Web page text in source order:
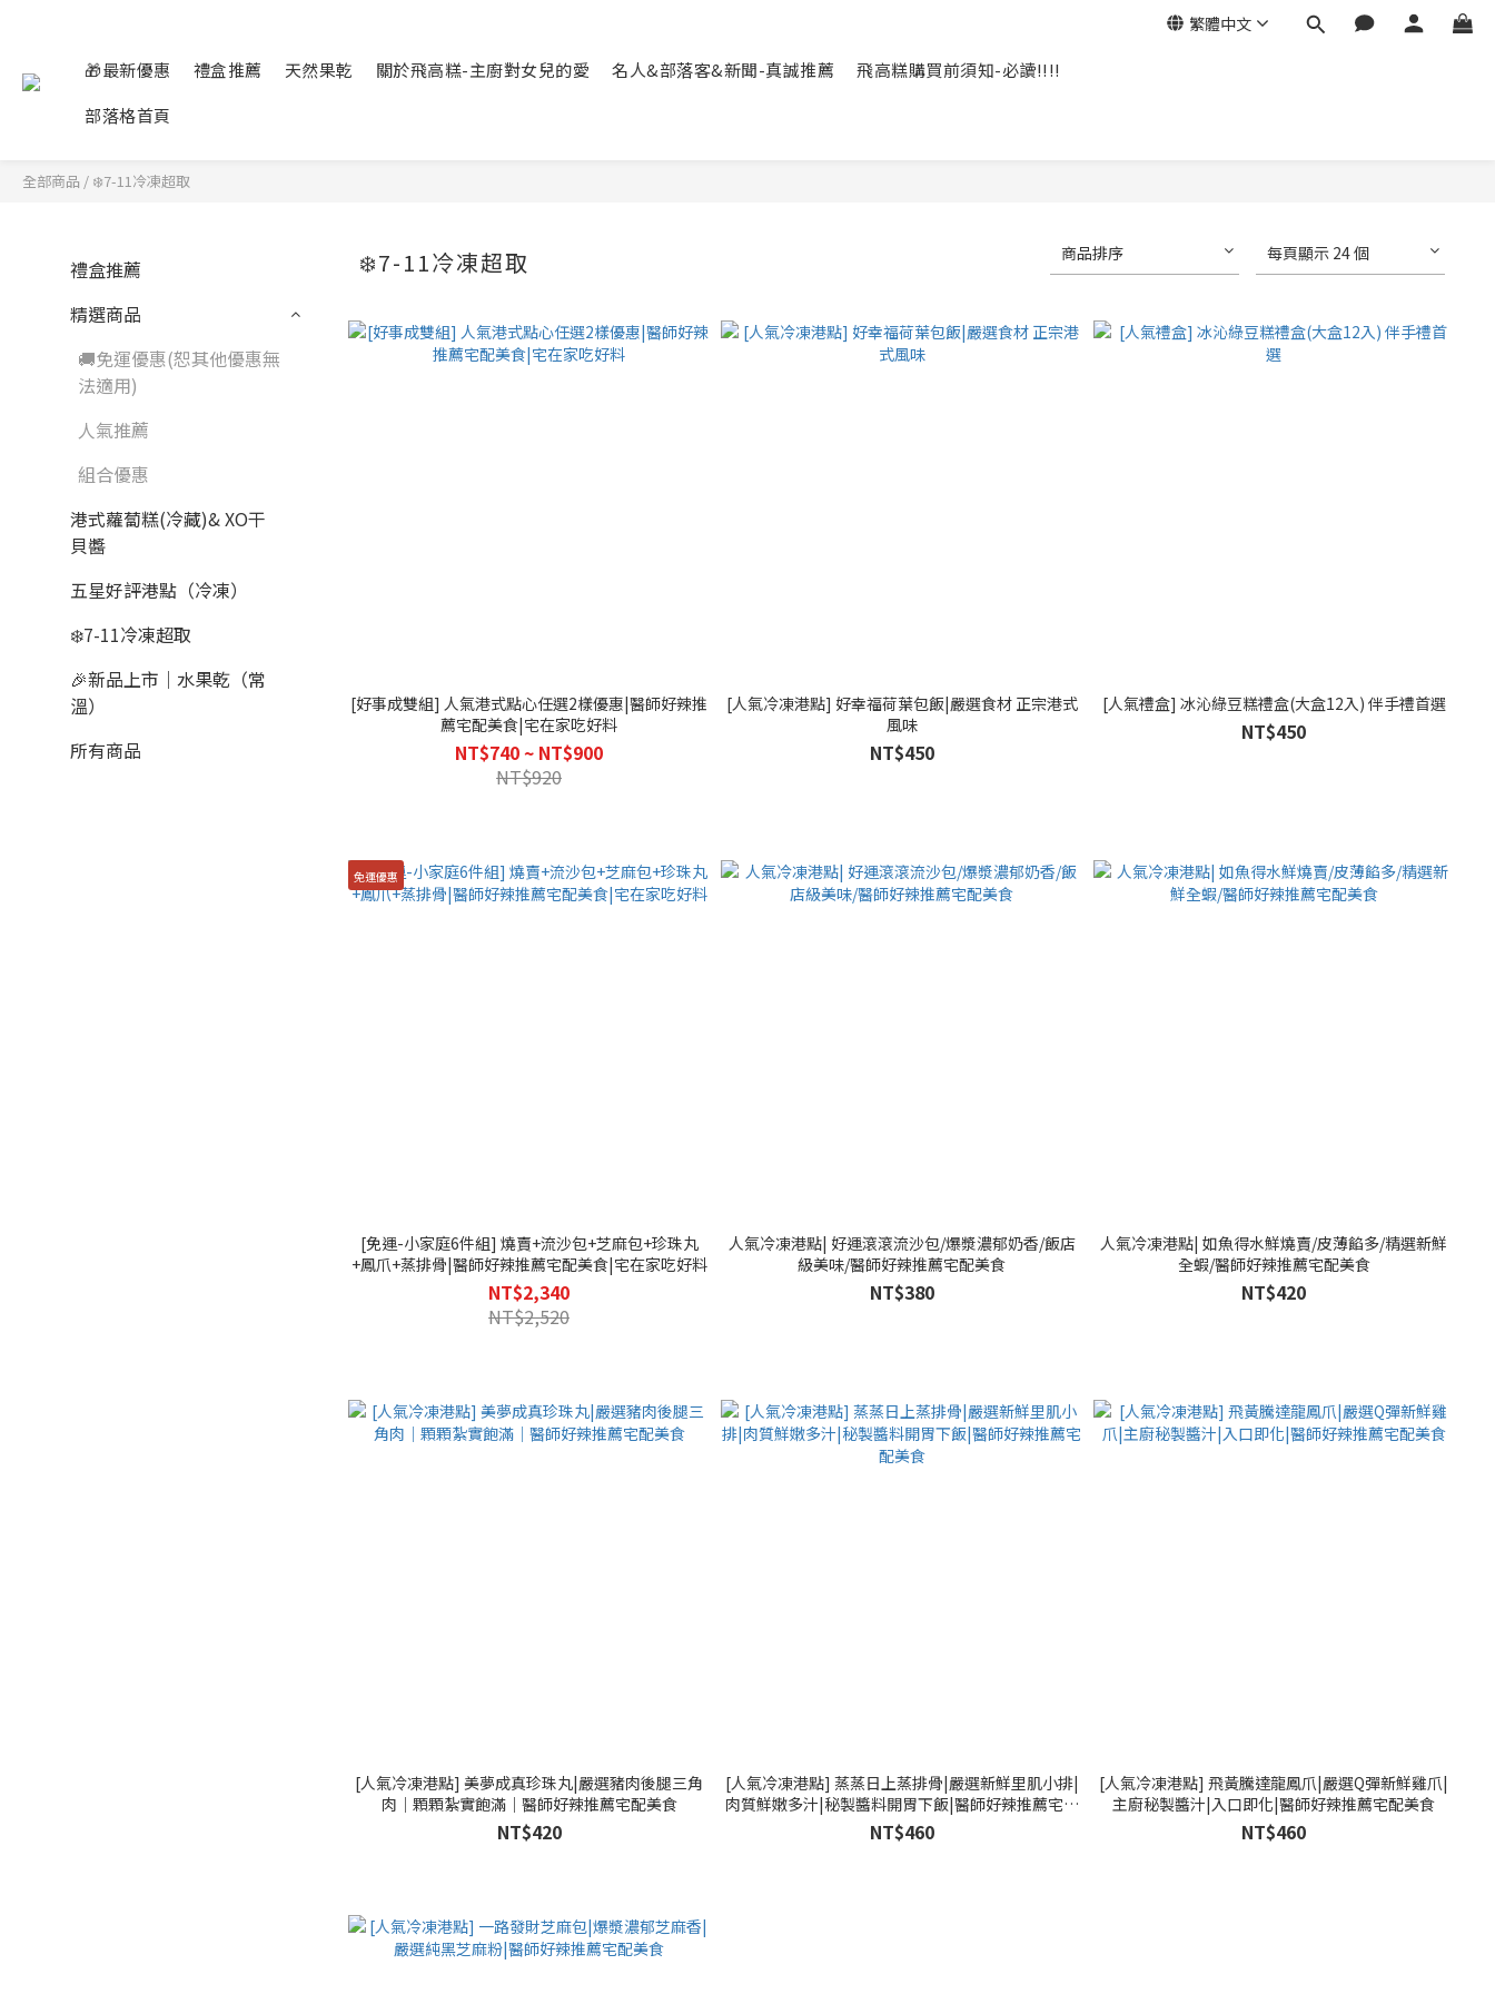
繁體中文
🎁最新優惠 禮盒推薦 天然果乾 關於飛高糕-主廚對女兒的愛 名人&部落客&新聞-真誠推薦
飛高糕購買前須知-必讀!!!!
部落格首頁
全部商品 / ❄️7-11冷凍超取
禮盒推薦
精選商品
🚚免運優惠(恕其他優惠無
法適用)
人氣推薦
組合優惠
港式蘿蔔糕(冷藏)& XO干
貝醬
五星好評港點（冷凍）
❄️7-11冷凍超取
🎉新品上市｜水果乾（常
溫）
所有商品
❄️7-11冷凍超取 商品排序 每頁顯示 24 個
[好事成雙組] 人氣港式點心任選2樣優惠|醫師好辣推
薦宅配美食|宅在家吃好料
NT$740 ~ NT$900
NT$920
[人氣冷凍港點] 好幸福荷葉包飯|嚴選食材 正宗港式
風味
NT$450
[人氣禮盒] 冰沁綠豆糕禮盒(大盒12入) 伴手禮首選
NT$450
免運優惠
[免運-小家庭6件組] 燒賣+流沙包+芝麻包+珍珠丸
+鳳爪+蒸排骨|醫師好辣推薦宅配美食|宅在家吃好料
NT$2,340
NT$2,520
人氣冷凍港點| 好運滾滾流沙包/爆漿濃郁奶香/飯店
級美味/醫師好辣推薦宅配美食
NT$380
人氣冷凍港點| 如魚得水鮮燒賣/皮薄餡多/精選新鮮
全蝦/醫師好辣推薦宅配美食
NT$420
[人氣冷凍港點] 美夢成真珍珠丸|嚴選豬肉後腿三角
肉｜顆顆紮實飽滿｜醫師好辣推薦宅配美食
NT$420
[人氣冷凍港點] 蒸蒸日上蒸排骨|嚴選新鮮里肌小排|
肉質鮮嫩多汁|秘製醬料開胃下飯|醫師好辣推薦宅配
美食
NT$460
[人氣冷凍港點] 飛黃騰達龍鳳爪|嚴選Q彈新鮮雞爪|
主廚秘製醬汁|入口即化|醫師好辣推薦宅配美食
NT$460